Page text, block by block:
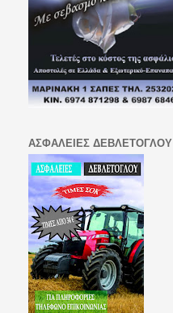
ΑΣΦΑΛΕΙΕΣ ΔΕΒΛΕΤΟΓΛΟΥ